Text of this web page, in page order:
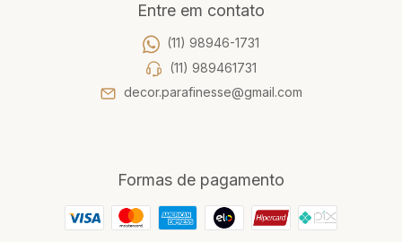
Entre em contato
(11) 98946-1731
(11) 989461731
decor.parafinesse@gmail.com
Formas de pagamento